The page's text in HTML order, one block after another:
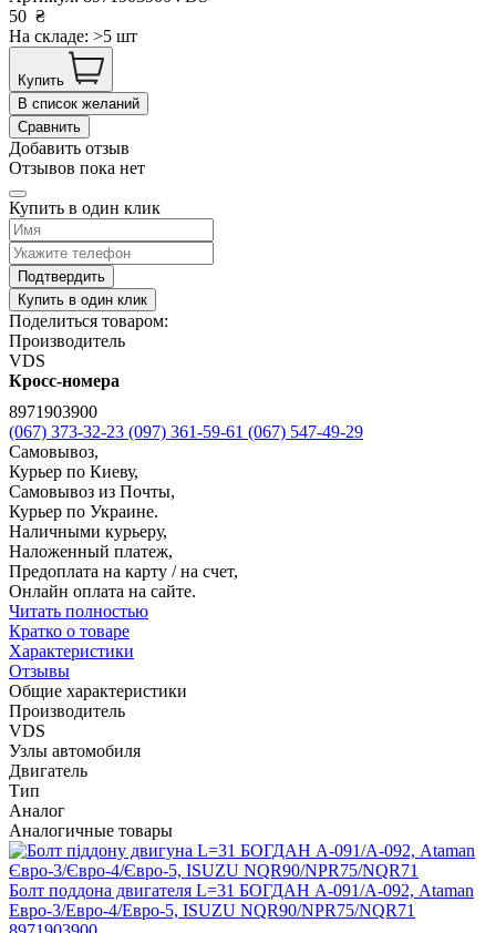
50 ₴
На складе: >5 шт
Купить
В список желаний
Сравнить
Добавить отзыв
Отзывов пока нет
Купить в один клик
Подтвердить
Купить в один клик
Поделиться товаром:
Производитель
VDS
Кросс-номера
8971903900
(067) 373-32-23 (097) 361-59-61 (067) 547-49-29
Самовывоз,
Курьер по Киеву,
Самовывоз из Почты,
Курьер по Украине.
Наличными курьеру,
Наложенный платеж,
Предоплата на карту / на счет,
Онлайн оплата на сайте.
Читать полностью
Кратко о товаре
Характеристики
Отзывы
Общие характеристики
Производитель
VDS
Узлы автомобиля
Двигатель
Тип
Аналог
Аналогичные товары
Болт поддона двигателя L=31 БОГДАН А-091/А-092, Ataman
Евро-3/Евро-4/Евро-5, ISUZU NQR90/NPR75/NQR71